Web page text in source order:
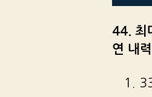
44. 최
연 내
1.